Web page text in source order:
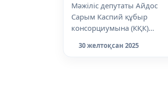
жауап берді
Мәжіліс депутаты Айдос
Сарым Каспий құбыр
консорциумына (КҚК)
ашық қолдауды мемлекетке
30 желтоқсан 2025